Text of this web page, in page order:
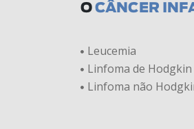
O CÂNCER
Leucemia
Linfoma de Hodgkin
Linfoma não